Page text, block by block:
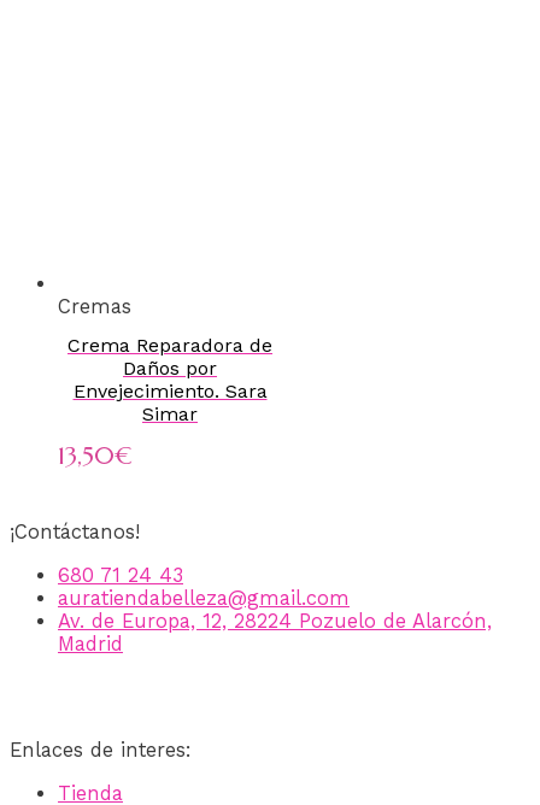
Cremas
Crema Reparadora de
Daños por
Envejecimiento. Sara
Simar
13,50€
¡Contáctanos!
680 71 24 43
auratiendabelleza@gmail.com
Av. de Europa, 12, 28224 Pozuelo de Alarcón,
Madrid
Enlaces de interes:
Tienda